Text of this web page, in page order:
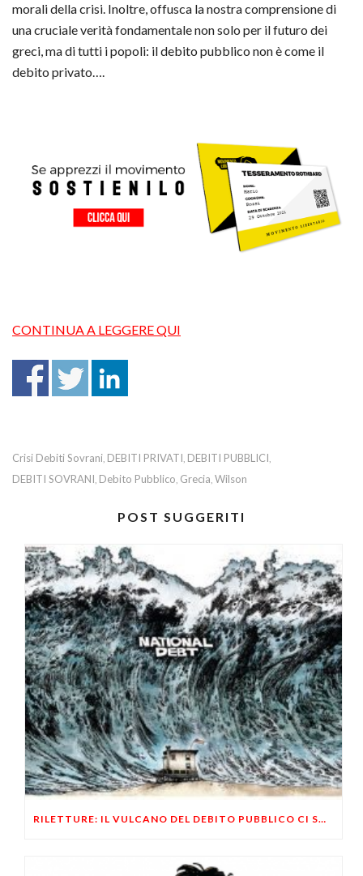
morali della crisi. Inoltre, offusca la nostra comprensione di
una cruciale verità fondamentale non solo per il futuro dei
greci, ma di tutti i popoli: il debito pubblico non è come il
debito privato….
CONTINUA A LEGGERE QUI
Crisi Debiti Sovrani, DEBITI PRIVATI, DEBITI PUBBLICI,
DEBITI SOVRANI, Debito Pubblico, Grecia, Wilson
POST SUGGERITI
RILETTURE: IL VULCANO DEL DEBITO PUBBLICO CI SOMMERGERA’